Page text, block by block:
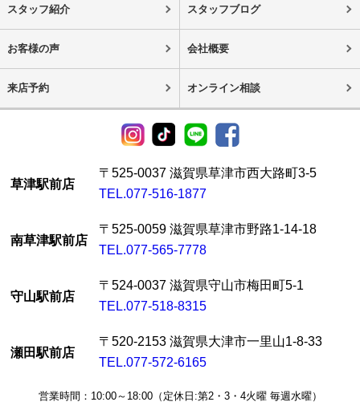
スタッフ紹介 スタッフブログ
お客様の声 会社概要
来店予約 オンライン相談
草津駅前店
〒525-0037 滋賀県草津市西大路町3-5
TEL.077-516-1877
南草津駅前店
〒525-0059 滋賀県草津市野路1-14-18
TEL.077-565-7778
守山駅前店
〒524-0037 滋賀県守山市梅田町5-1
TEL.077-518-8315
瀬田駅前店
〒520-2153 滋賀県大津市一里山1-8-33
TEL.077-572-6165
営業時間：10:00～18:00（定休日:第2・3・4火曜 毎週水曜）